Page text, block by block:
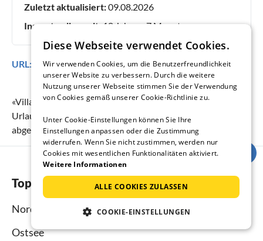
Zuletzt aktualisiert:09.08.2026
Inserat online seit:18 Jahren, 7 Monaten
URL: https://www.ferienhausmiete.de/20530.htm
«Villa Sylvia - Haus am Meer» erreicht eine
Urlauberbewertung von 5 (Bewertungsskala:
abgegebenen Bewertungen.
Top-Regionen
Nordsee
Ostsee
Diese Webseite verwendet Cookies.
Wir verwenden Cookies, um die Benutzerfreundlichkeit
unserer Website zu verbessern. Durch die weitere
Nutzung unserer Webseite stimmen Sie der Verwendung
von Cookies gemäß unserer Cookie-Richtlinie zu.
Unter Cookie-Einstellungen können Sie Ihre
Einstellungen anpassen oder die Zustimmung
widerrufen. Wenn Sie nicht zustimmen, werden nur
Cookies mit wesentlichen Funktionalitäten aktiviert.
Weitere Informationen
ALLE COOKIES ZULASSEN
COOKIE-EINSTELLUNGEN